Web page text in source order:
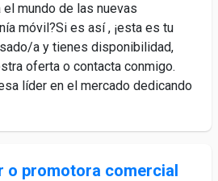
mundo de las nuevas
móvil?Si es así , ¡esta es tu
a y tienes disponibilidad,
oferta o contacta conmigo.
líder en el mercado dedicando
o promotora comercial